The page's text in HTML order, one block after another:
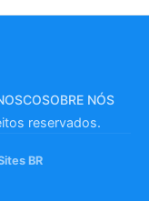
SOBRE NÓS
reservados.
BR